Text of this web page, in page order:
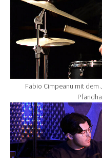
Fabio Cimpeanu mit dem
Show larger version for: